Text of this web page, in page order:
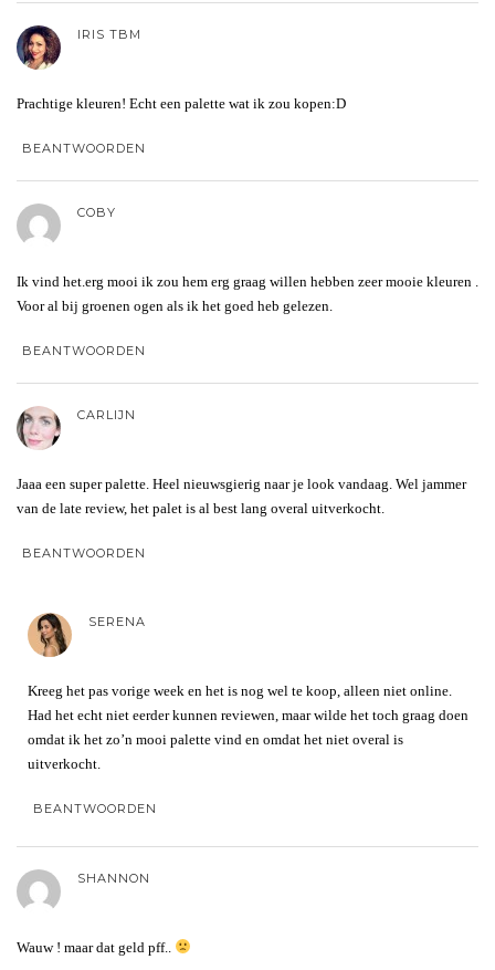
IRIS TBM
Prachtige kleuren! Echt een palette wat ik zou kopen:D
BEANTWOORDEN
COBY
Ik vind het.erg mooi ik zou hem erg graag willen hebben zeer mooie kleuren .
Voor al bij groenen ogen als ik het goed heb gelezen.
BEANTWOORDEN
CARLIJN
Jaaa een super palette. Heel nieuwsgierig naar je look vandaag. Wel jammer
van de late review, het palet is al best lang overal uitverkocht.
BEANTWOORDEN
SERENA
Kreeg het pas vorige week en het is nog wel te koop, alleen niet online.
Had het echt niet eerder kunnen reviewen, maar wilde het toch graag doen
omdat ik het zo’n mooi palette vind en omdat het niet overal is
uitverkocht.
BEANTWOORDEN
SHANNON
Wauw ! maar dat geld pff..